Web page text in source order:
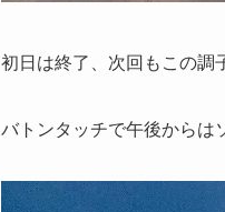
初日は終了、次回もこの調
バトンタッチで午後からは